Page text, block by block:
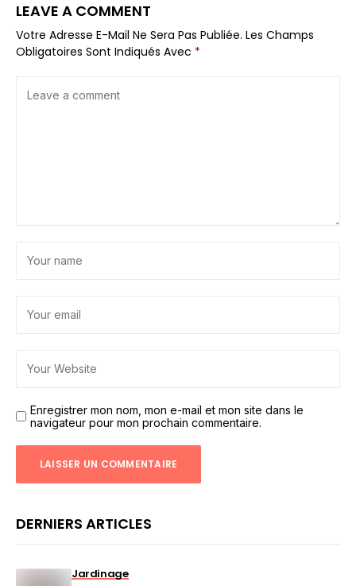
LEAVE A COMMENT
Votre Adresse E-Mail Ne Sera Pas Publiée. Les Champs
Obligatoires Sont Indiqués Avec *
Enregistrer mon nom, mon e-mail et mon site dans le
navigateur pour mon prochain commentaire.
DERNIERS ARTICLES
Jardinage